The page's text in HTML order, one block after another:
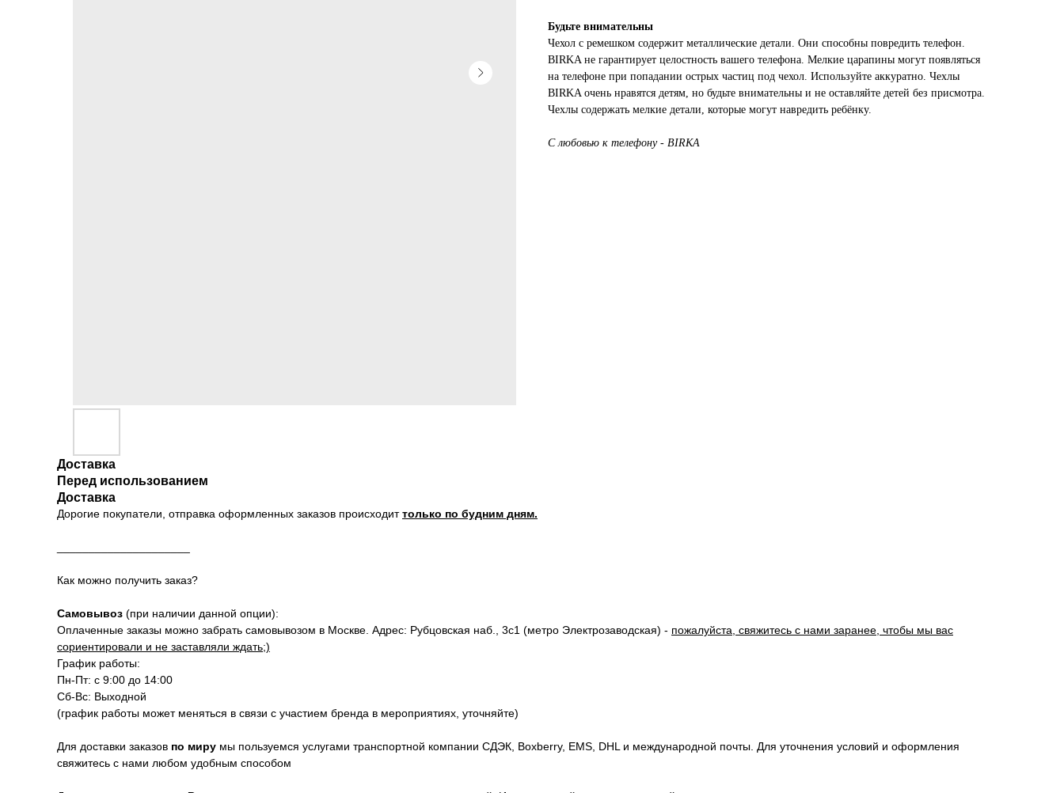
Будьте внимательны
Чехол с ремешком содержит металлические детали. Они способны повредить телефон.
BIRKA не гарантирует целостность вашего телефона. Мелкие царапины могут появляться
на телефоне при попадании острых частиц под чехол. Используйте аккуратно. Чехлы
BIRKA очень нравятся детям, но будьте внимательны и не оставляйте детей без присмотра.
Чехлы содержать мелкие детали, которые могут навредить ребёнку.
С любовью к телефону - BIRKA
Доставка
Перед использованием
Доставка
Дорогие покупатели, отправка оформленных заказов происходиттолько по будним дням.
Как можно получить заказ?
Самовывоз (при наличии данной опции):
Оплаченные заказы можно забрать самовывозом в Москве. Адрес: Рубцовская наб., 3с1 (метро Электрозаводская) - пожалуйста, свяжитесь с нами заранее, чтобы мы вас
сориентировали и не заставляли ждать;)
График работы:
Пн-Пт: с 9:00 до 14:00
Сб-Вс: Выходной
(график работы может меняться в связи с участием бренда в мероприятиях, уточняйте)
Для доставки заказов по миру мы пользуемся услугами транспортной компании СДЭК, Boxberry, EMS, DHL и международной почты. Для уточнения условий и оформления
свяжитесь с нами любом удобным способом